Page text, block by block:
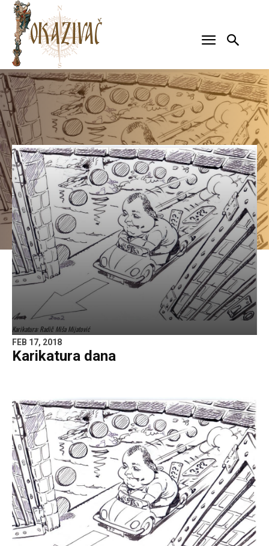
Karikatura: Radič Miša Mijatović
FEB 17, 2018
Karikatura dana